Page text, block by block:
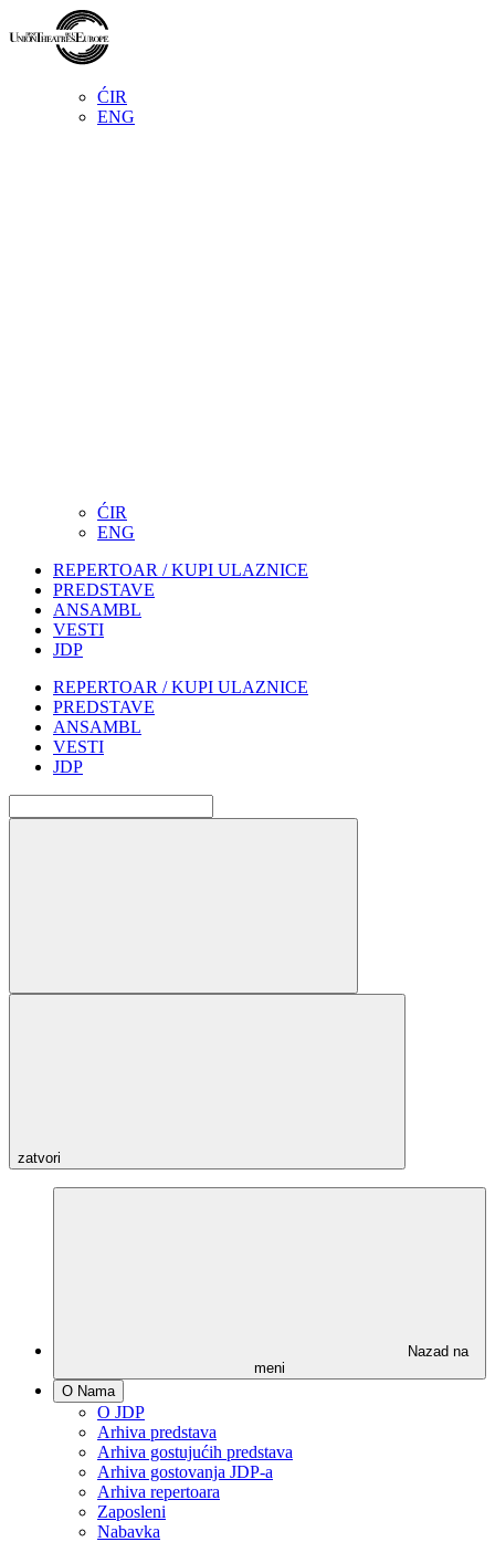
ĆIR
ENG
ĆIR
ENG
REPERTOAR / KUPI ULAZNICE
PREDSTAVE
ANSAMBL
VESTI
JDP
REPERTOAR / KUPI ULAZNICE
PREDSTAVE
ANSAMBL
VESTI
JDP
zatvori
Nazad na
meni
O Nama
O JDP
Arhiva predstava
Arhiva gostujućih predstava
Arhiva gostovanja JDP-a
Arhiva repertoara
Zaposleni
Nabavka